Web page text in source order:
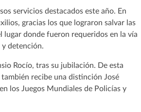
servicios destacados este año. En
gracias los que lograron salvar las
lugar donde fueron requeridos en la vía
y detención.
Rocío, tras su jubilación. De esta
también recibe una distinción José
los Juegos Mundiales de Policías y